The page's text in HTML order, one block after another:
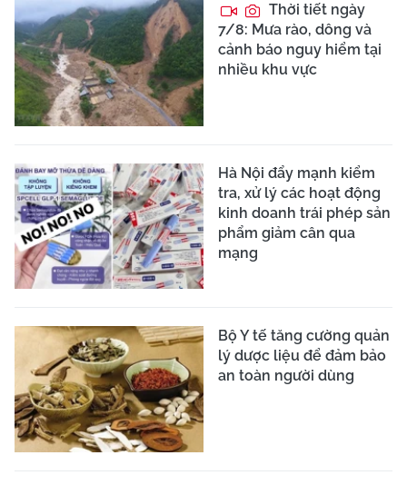
Thời tiết ngày
7/8: Mưa rào, dông và
cảnh báo nguy hiểm tại
nhiều khu vực
Hà Nội đẩy mạnh kiểm
tra, xử lý các hoạt động
kinh doanh trái phép sản
phẩm giảm cân qua
mạng
Bộ Y tế tăng cường quản
lý dược liệu để đảm bảo
an toàn người dùng